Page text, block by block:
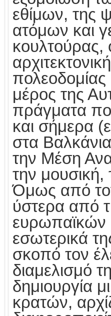
εθίμων, της
ατόμων και
κουλτούρας,
μέρος της
πράγματα
και σήμερα
στα
την Μέση
την μουσική,
Όμως από
ύστερα από
ευρωπαϊκών
εσωτερικά
σκοπό τον
διαμελισμό
δημιουργία
κρατών,